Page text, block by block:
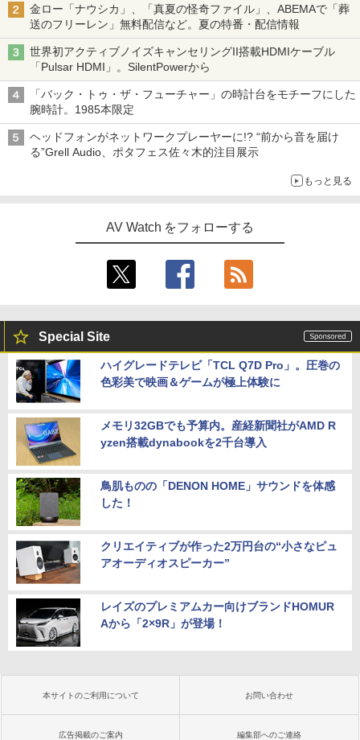
金ロー「ナウシカ」、「真夏の怪奇ファイル」、ABEMAで「葬
送のフリーレン」無料配信など。夏の特番・配信情報
世界初アクティブノイズキャンセリングII搭載HDMIケーブル
「Pulsar HDMI」。SilentPowerから
「バック・トゥ・ザ・フューチャー」の時計台をモチーフにした
腕時計。1985本限定
ヘッドフォンがネットワークプレーヤーに!? “前から音を届け
る”Grell Audio、ポタフェス佐々木的注目展示
もっと見る
AV Watch をフォローする
Special Site
ハイグレードテレビ「TCL Q7D Pro」。圧巻の
色彩美で映画＆ゲームが極上体験に
メモリ32GBでも予算内。産経新聞社がAMD R
yzen搭載dynabookを2千台導入
鳥肌ものの「DENON HOME」サウンドを体感
した！
クリエイティブが作った2万円台の“小さなピュ
アオーディオスピーカー”
レイズのプレミアムカー向けブランドHOMUR
Aから「2×9R」が登場！
本サイトのご利用について お問い合わせ
広告掲載のご案内 編集部へのご連絡